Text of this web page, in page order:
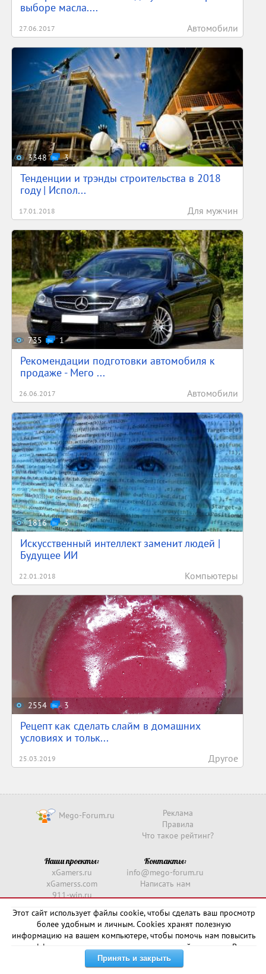
выборе масла....
27.06.2017 Автомобили
3348 3
Тенденции и трэнды строительства в 2018
году | Испол...
17.01.2018 Для мужчин
735 1
Рекомендации подготовки автомобиля к
продаже - Мего ...
26.06.2017 Автомобили
1816 3
Искусственный интеллект заменит людей |
Будущее ИИ
22.01.2018 Компьютеры
2554 3
Рецепт как сделать слайм в домашних
условиях и тольк...
25.03.2019 Другое
Mego-Forum.ru
Реклама
Правила
Что такое рейтинг?
Наши проекты:
xGamers.ru
xGamerss.com
911-win.ru
Контакты:
info@mego-forum.ru
Написать нам
Copyright © 2016 -2026
Этот сайт использует файлы cookie, чтобы сделать ваш просмотр
более удобным и личным. Cookies хранят полезную
информацию на вашем компьютере, чтобы помочь нам повысить
эффективность и актуальность нашего сайта для вас. В
некоторых случаях они необходимы для правильной работы
сайта.